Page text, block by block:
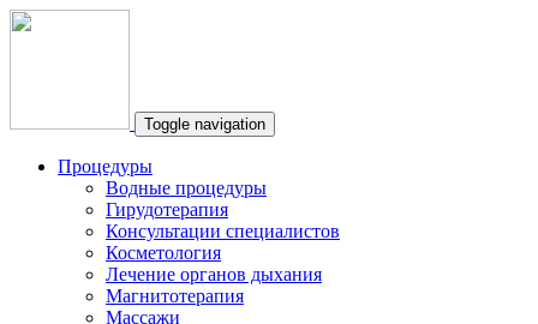
Toggle navigation
Процедуры
Водные процедуры
Гирудотерапия
Консультации специалистов
Косметология
Лечение органов дыхания
Магнитотерапия
Массажи